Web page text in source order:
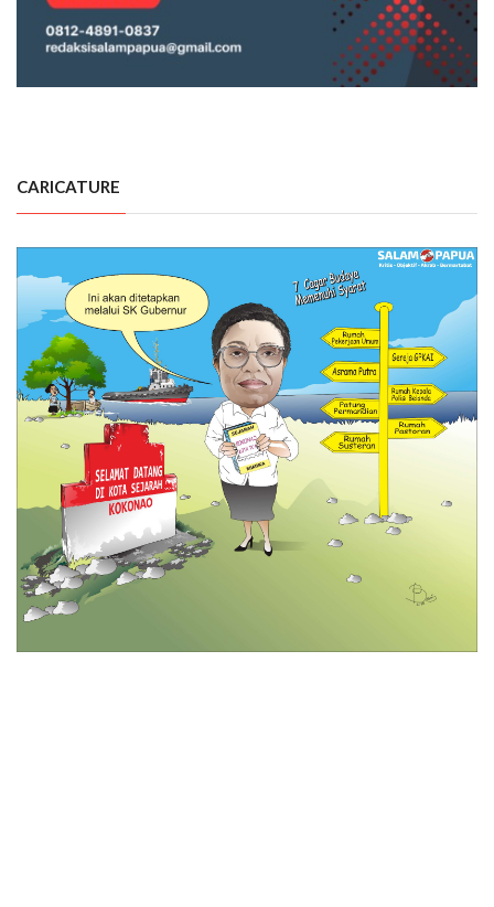
CARICATURE